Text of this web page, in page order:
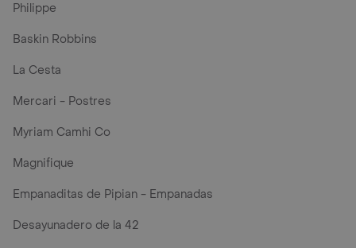
Philippe
Baskin Robbins
La Cesta
Mercari - Postres
Myriam Camhi Co
Magnifique
Empanaditas de Pipian - Empanadas
Desayunadero de la 42